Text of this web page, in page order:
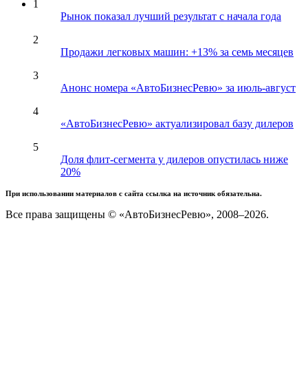
1
Рынок показал лучший результат с начала года
2
Продажи легковых машин: +13% за семь месяцев
3
Анонс номера «АвтоБизнесРевю» за июль-август
4
«АвтоБизнесРевю» актуализировал базу дилеров
5
Доля флит-сегмента у дилеров опустилась ниже
20%
При использовании материалов с сайта ссылка на источник обязательна.
Все права защищены © «АвтоБизнесРевю», 2008–2026.